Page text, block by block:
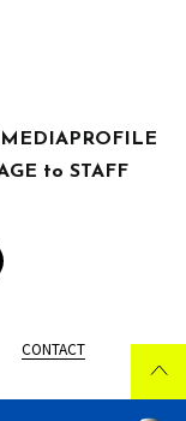
MEDIAPROFILE
to STAFF
CONTACT